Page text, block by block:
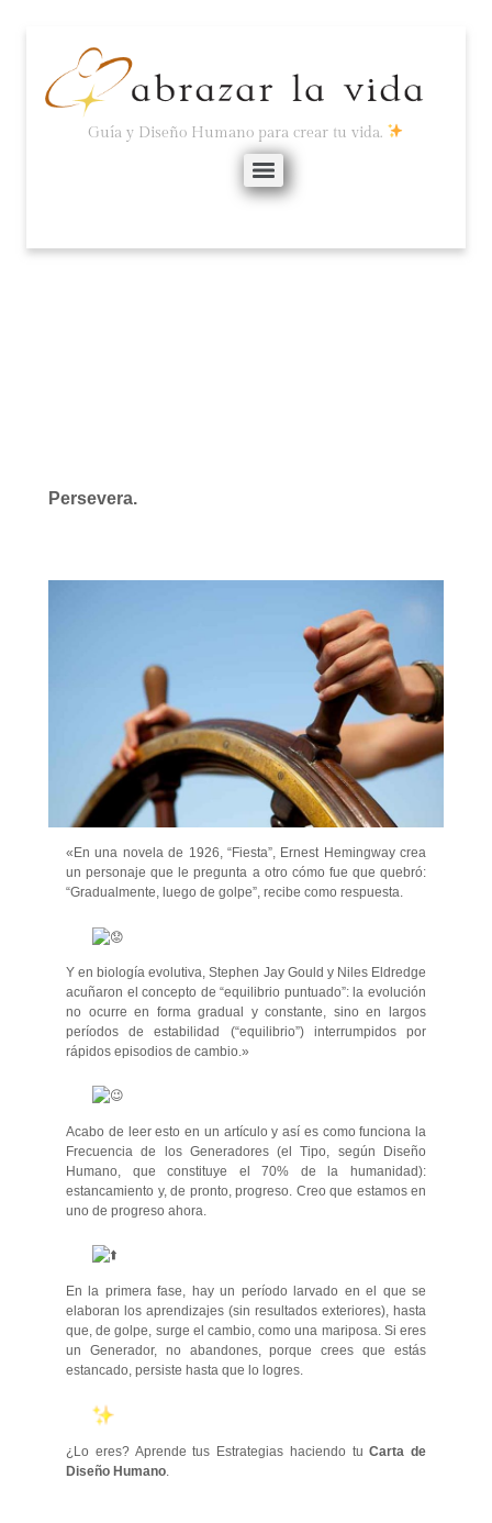
Guía y Diseño Humano para crear tu vida.
Persevera.
«En una novela de 1926, “Fiesta”, Ernest Hemingway crea
un personaje que le pregunta a otro cómo fue que quebró:
“Gradualmente, luego de golpe”, recibe como respuesta.
Y en biología evolutiva, Stephen Jay Gould y Niles Eldredge
acuñaron el concepto de “equilibrio puntuado”: la evolución
no ocurre en forma gradual y constante, sino en largos
períodos de estabilidad (“equilibrio”) interrumpidos por
rápidos episodios de cambio.»
Acabo de leer esto en un artículo y así es como funciona la
Frecuencia de los Generadores (el Tipo, según Diseño
Humano, que constituye el 70% de la humanidad):
estancamiento y, de pronto, progreso. Creo que estamos en
uno de progreso ahora.
En la primera fase, hay un período larvado en el que se
elaboran los aprendizajes (sin resultados exteriores), hasta
que, de golpe, surge el cambio, como una mariposa. Si eres
un Generador, no abandones, porque crees que estás
estancado, persiste hasta que lo logres.
¿Lo eres? Aprende tus Estrategias haciendo tuCarta de
Diseño Humano.